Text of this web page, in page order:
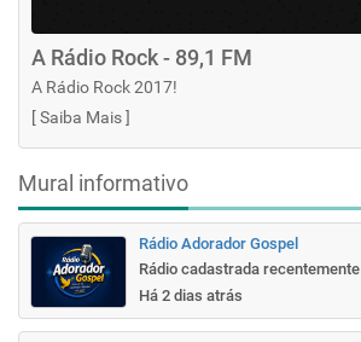
A Rádio Rock - 89,1 FM
A Rádio Rock 2017!
[Saiba Mais]
Mural informativo
Rádio Adorador Gospel
Rádio cadastrada recentemente
Há 2 dias atrás